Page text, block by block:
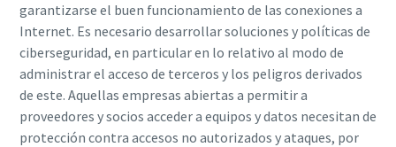
garantizarse el buen funcionamiento de las conexiones a
Internet. Es necesario desarrollar soluciones y políticas de
ciberseguridad, en particular en lo relativo al modo de
administrar el acceso de terceros y los peligros derivados
de este. Aquellas empresas abiertas a permitir a
proveedores y socios acceder a equipos y datos necesitan de
protección contra accesos no autorizados y ataques, por